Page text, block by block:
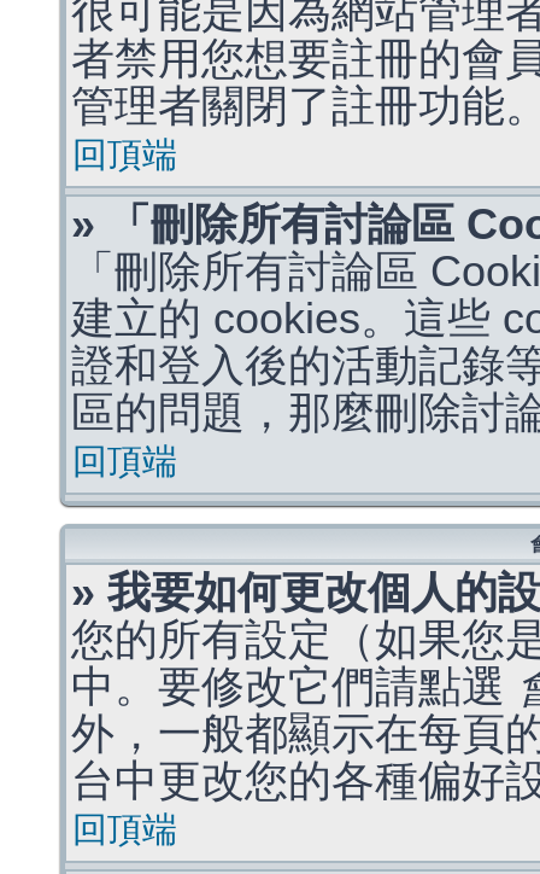
很可能是因為網站管理
者禁用您想要註冊的會
管理者關閉了註冊功能
回頂端
» 「刪除所有討論區
「刪除所有討論區
建立的 cookies。這些
證和登入後的活動記錄
區的問題，那麼刪除討
回頂端
» 我要如何更改個人的
您的所有設定（如果您
中。要修改它們請點選
外，一般都顯示在每頁
台中更改您的各種偏好
回頂端